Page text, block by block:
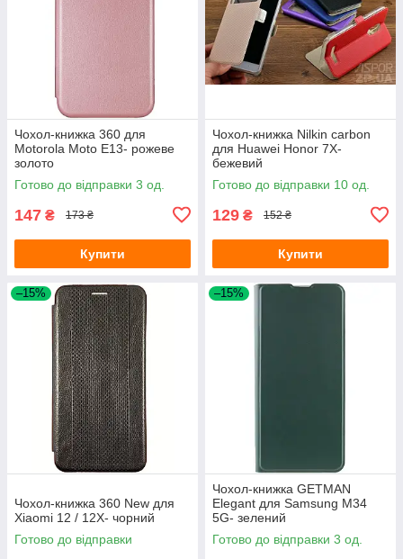
Чохол-книжка 360 для
Motorola Moto E13- рожеве
золото
Готово до відправки 3 од.
147 ₴ 173 ₴
Купити
Чохол-книжка Nilkin carbon
для Huawei Honor 7X-
бежевий
Готово до відправки 10 од.
129 ₴ 152 ₴
Купити
–15%
Чохол-книжка 360 New для
Xiaomi 12 / 12X- чорний
Готово до відправки
–15%
Чохол-книжка GETMAN
Elegant для Samsung M34
5G- зелений
Готово до відправки 3 од.